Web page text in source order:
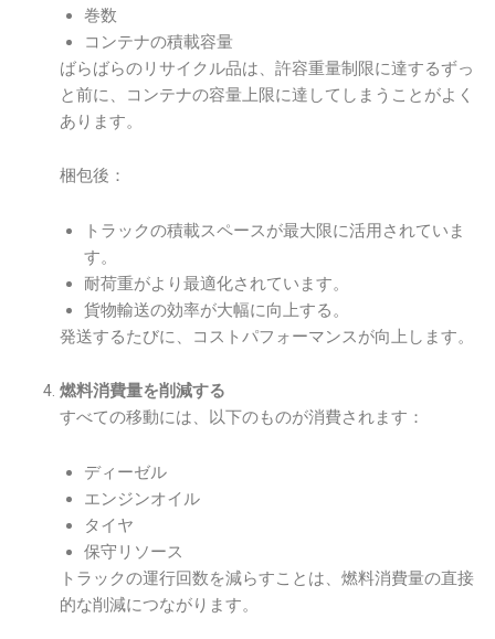
巻数
コンテナの積載容量
ばらばらのリサイクル品は、許容重量制限に達するずっ
と前に、コンテナの容量上限に達してしまうことがよく
あります。
梱包後：
トラックの積載スペースが最大限に活用されていま
す。
耐荷重がより最適化されています。
貨物輸送の効率が大幅に向上する。
発送するたびに、コストパフォーマンスが向上します。
燃料消費量を削減する
すべての移動には、以下のものが消費されます：
ディーゼル
エンジンオイル
タイヤ
保守リソース
トラックの運行回数を減らすことは、燃料消費量の直接
的な削減につながります。